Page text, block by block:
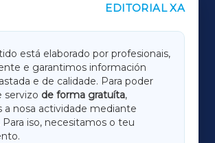
EDITORIAL XA
está elaborado por profesionais,
e garantimos información
e de calidade. Para poder
servizo de forma gratuíta,
a nosa actividade mediante
iso, necesitamos o teu
LUGOXA
TERRACHAXA